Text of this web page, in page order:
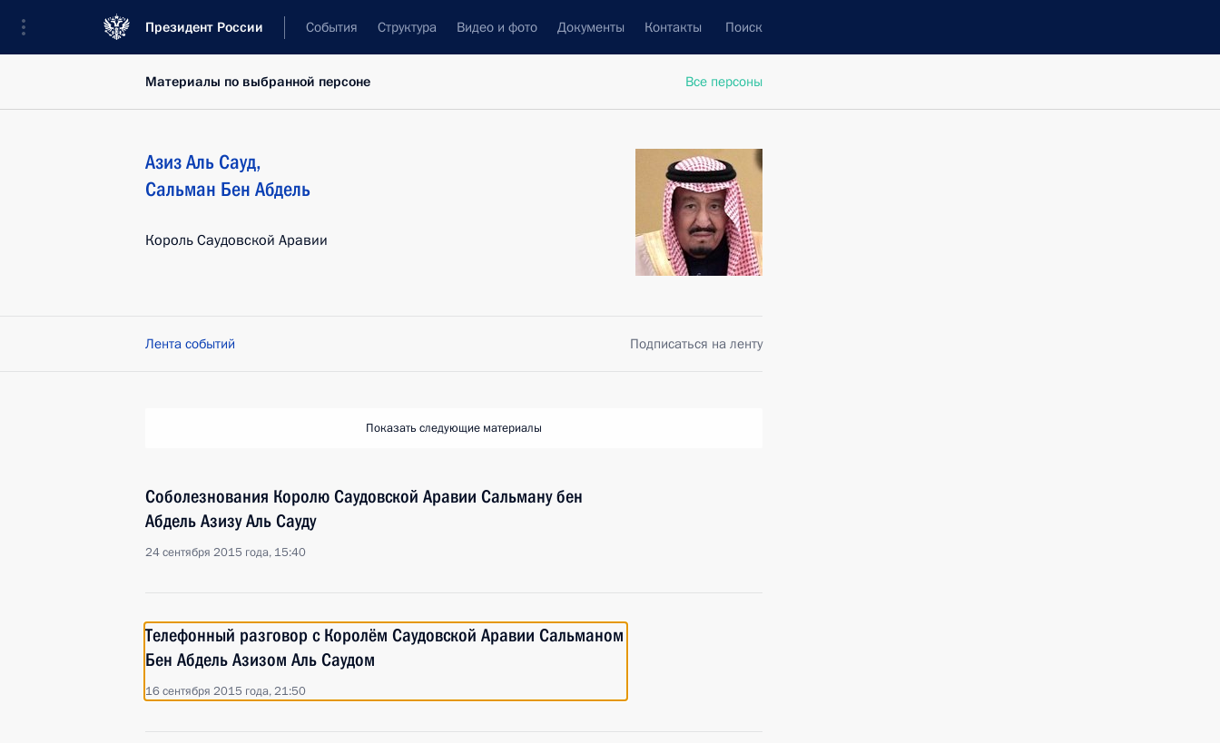
Президент России События Структура Видео и фото Документы Контакты Поиск
Все персоны
Материалы по выбранной персоне
Азиз Аль Сауд,
Сальман Бен Абдель
Король Саудовской Аравии
Лента событий Подписаться на ленту
Показать следующие материалы
Соболезнования Королю Саудовской Аравии Сальману бен
Абдель Азизу Аль Сауду
24 сентября 2015 года, 15:40
Телефонный разговор с Королём Саудовской Аравии Сальманом
Бен Абдель Азизом Аль Саудом
16 сентября 2015 года, 21:50